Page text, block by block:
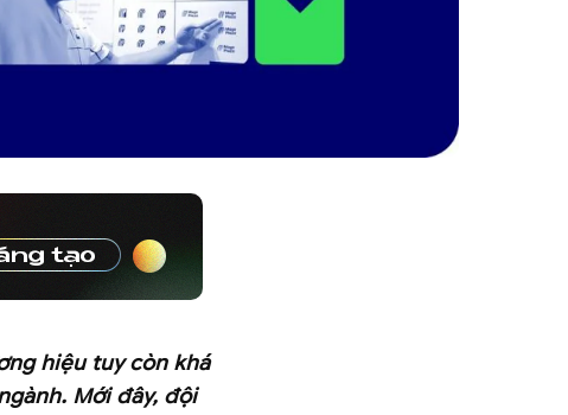
hiệu tuy còn khá
Mới đây, đội